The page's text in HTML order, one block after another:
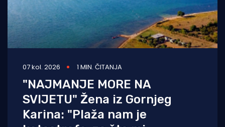
07 kol. 2026 1 MIN. ČITANJA
"NAJMANJE MORE NA
SVIJETU" Žena iz Gornjeg
Karina: "Plaža nam je